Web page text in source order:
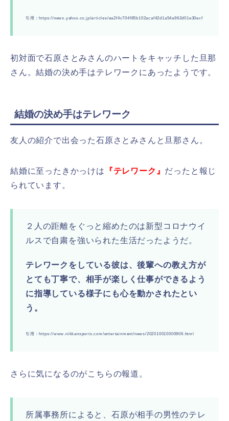
引用：https://news.yahoo.co.jp/articles/ea2f4c704f85b102acaf42d1a54a962d01e30ecf
初対面で石原さとみさんのハートをキャッチした旦那
さん。結婚の決め手はテレワークにあったようです。
結婚の決め手はテレワーク
友人の紹介で出会った石原さとみさんと旦那さん。
結婚に至ったきかっけは 『テレワーク』 だったと報じ
られています。
２人の距離をぐっと縮めたのは新型コロナウイ
ルスで自粛を強いられた生活だったようだ。
テレワークをしている彼は、後輩への教え方が
とても丁寧で、相手が楽しく仕事ができるよう
に指導している様子にも心を動かされたとい
う。
引用：https://www.nikkansports.com/entertainment/news/202010010000906.html
さらに気になるのがこちらの報道。
所属事務所によると、石原が相手の男性のテレ